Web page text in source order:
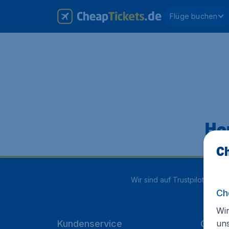
Flüge buchen
Wir sind auf Trustpilot mit
Kundenservice